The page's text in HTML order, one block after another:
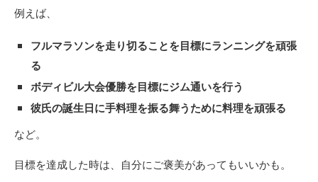
例えば、
フルマラソンを走り切ることを目標にランニングを頑張
る
ボディビル大会優勝を目標にジム通いを行う
彼氏の誕生日に手料理を振る舞うために料理を頑張る
など。
目標を達成した時は、自分にご褒美があってもいいかも。